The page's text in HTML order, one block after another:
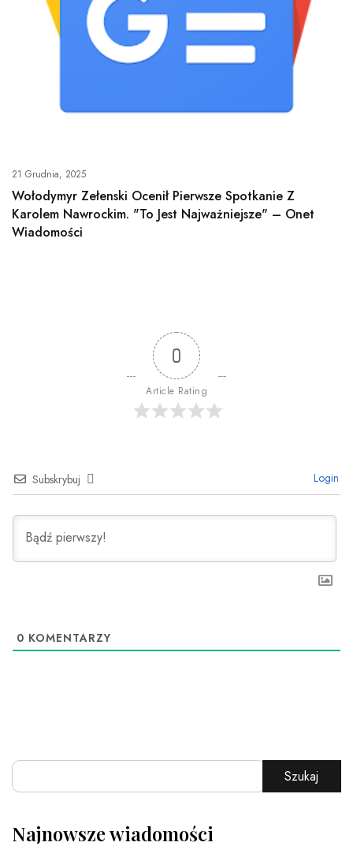
21 Grudnia, 2025
Wołodymyr Zełenski Ocenił Pierwsze Spotkanie Z
Karolem Nawrockim. "To Jest Najważniejsze" – Onet
Wiadomości
0
Article Rating
Subskrybuj Login
0 KOMENTARZY
Szukaj
Najnowsze wiadomości